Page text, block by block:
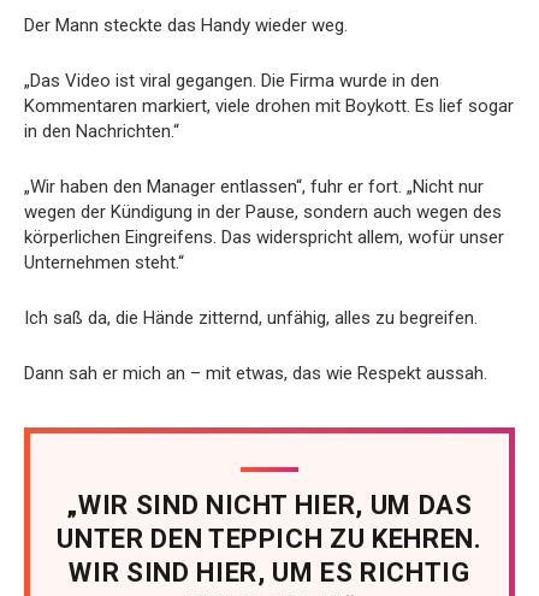
Der Mann steckte das Handy wieder weg.
„Das Video ist viral gegangen. Die Firma wurde in den
Kommentaren markiert, viele drohen mit Boykott. Es lief sogar
in den Nachrichten.“
„Wir haben den Manager entlassen“, fuhr er fort. „Nicht nur
wegen der Kündigung in der Pause, sondern auch wegen des
körperlichen Eingreifens. Das widerspricht allem, wofür unser
Unternehmen steht.“
Ich saß da, die Hände zitternd, unfähig, alles zu begreifen.
Dann sah er mich an – mit etwas, das wie Respekt aussah.
„WIR SIND NICHT HIER, UM DAS
UNTER DEN TEPPICH ZU KEHREN.
WIR SIND HIER, UM ES RICHTIG